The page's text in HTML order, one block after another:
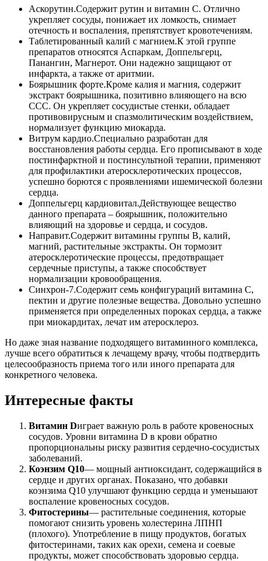
Аскорутин.Содержит рутин и витамин С. Отлично
укрепляет сосуды, понижает их ломкость, снимает
отечность и воспаления, препятствует кровотечениям.
Таблетированный калий с магнием.К этой группе
препаратов относятся Аспаркам, Доппельгерц,
Панангин, Магнерот. Они надежно защищают от
инфаркта, а также от аритмии.
Боярышник форте.Кроме калия и магния, содержит
экстракт боярышника, позитивно влияющего на всю
ССС. Он укрепляет сосудистые стенки, обладает
противовирусным и спазмолитическим воздействием,
нормализует функцию миокарда.
Витрум кардио.Специально разработан для
восстановления работы сердца. Его прописывают в ходе
постинфарктной и постинсультной терапии, применяют
для профилактики атеросклеротических процессов,
успешно борются с проявлениями ишемической болезни
сердца.
Доппельгерц кардиовитал.Действующее вещество
данного препарата – боярышник, положительно
влияющий на здоровье и сердца, и сосудов.
Направит.Содержит витамины группы В, калий,
магний, растительные экстракты. Он тормозит
атеросклеротические процессы, предотвращает
сердечные приступы, а также способствует
нормализации кровообращения.
Синхрон-7.Содержит семь конфигураций витамина С,
пектин и другие полезные вещества. Довольно успешно
применяется при определенных пороках сердца, а также
при миокардитах, лечат им атеросклероз.
Но даже зная название подходящего витаминного комплекса,
лучше всего обратиться к лечащему врачу, чтобы подтвердить
целесообразность приема того или иного препарата для
конкретного человека.
Интересные факты
Витамин Dиграет важную роль в работе кровеносных
сосудов. Уровни витамина D в крови обратно
пропорциональны риску развития сердечно-сосудистых
заболеваний.
Коэнзим Q10— мощный антиоксидант, содержащийся в
сердце и других органах. Показано, что добавки
коэнзима Q10 улучшают функцию сердца и уменьшают
воспаление кровеносных сосудов.
Фитостерины— растительные соединения, которые
помогают снизить уровень холестерина ЛПНП
(плохого). Употребление в пищу продуктов, богатых
фитостеринами, таких как орехи, семена и соевые
продукты, может способствовать здоровью сердца.